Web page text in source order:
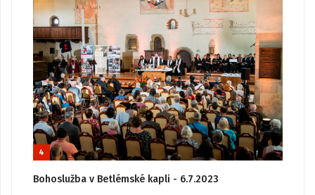
4
Bohoslužba v Betlémské kapli - 6.7.2023